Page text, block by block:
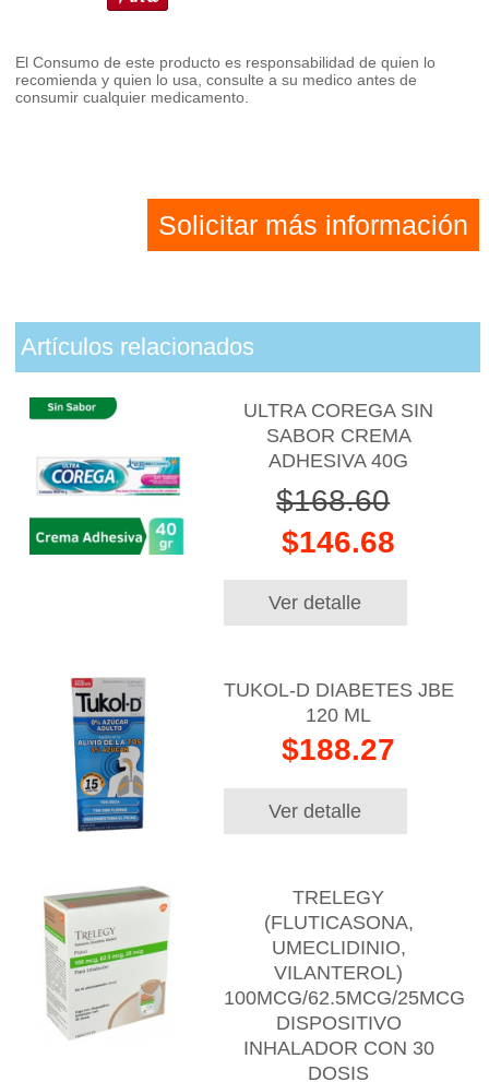
El Consumo de este producto es responsabilidad de quien lo
recomienda y quien lo usa, consulte a su medico antes de
consumir cualquier medicamento.
Solicitar más información
Artículos relacionados
ULTRA COREGA SIN
SABOR CREMA
ADHESIVA 40G
$168.60
$146.68
Ver detalle
TUKOL-D DIABETES JBE
120 ML
$188.27
Ver detalle
TRELEGY
(FLUTICASONA,
UMECLIDINIO,
VILANTEROL)
100MCG/62.5MCG/25MCG
DISPOSITIVO
INHALADOR CON 30
DOSIS